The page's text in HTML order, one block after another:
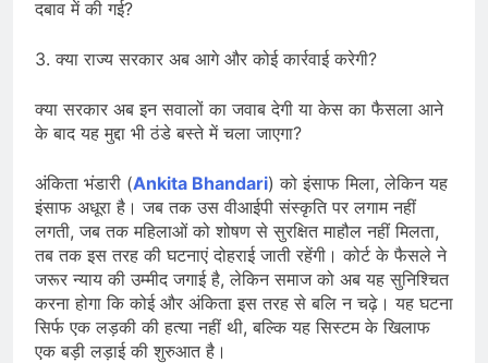
दबाव में की गई?
3. क्या राज्य सरकार अब आगे और कोई कार्रवाई करेगी?
क्या सरकार अब इन सवालों का जवाब देगी या केस का फैसला आने
के बाद यह मुद्दा भी ठंडे बस्ते में चला जाएगा?
अंकिता भंडारी (Ankita Bhandari) को इंसाफ मिला, लेकिन यह
इंसाफ अधूरा है। जब तक उस वीआईपी संस्कृति पर लगाम नहीं
लगती, जब तक महिलाओं को शोषण से सुरक्षित माहौल नहीं मिलता,
तब तक इस तरह की घटनाएं दोहराई जाती रहेंगी। कोर्ट के फैसले ने
जरूर न्याय की उम्मीद जगाई है, लेकिन समाज को अब यह सुनिश्चित
करना होगा कि कोई और अंकिता इस तरह से बलि न चढ़े। यह घटना
सिर्फ एक लड़की की हत्या नहीं थी, बल्कि यह सिस्टम के खिलाफ
एक बड़ी लड़ाई की शुरुआत है।